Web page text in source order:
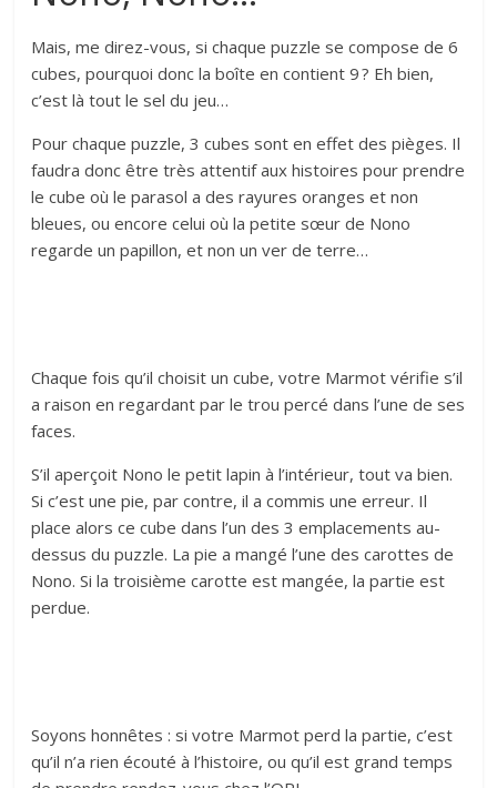
Mais, me direz-vous, si chaque puzzle se compose de 6
cubes, pourquoi donc la boîte en contient 9 ? Eh bien,
c’est là tout le sel du jeu…
Pour chaque puzzle, 3 cubes sont en effet des pièges. Il
faudra donc être très attentif aux histoires pour prendre
le cube où le parasol a des rayures oranges et non
bleues, ou encore celui où la petite sœur de Nono
regarde un papillon, et non un ver de terre…
Chaque fois qu’il choisit un cube, votre Marmot vérifie s’il
a raison en regardant par le trou percé dans l’une de ses
faces.
S’il aperçoit Nono le petit lapin à l’intérieur, tout va bien.
Si c’est une pie, par contre, il a commis une erreur. Il
place alors ce cube dans l’un des 3 emplacements au-
dessus du puzzle. La pie a mangé l’une des carottes de
Nono. Si la troisième carotte est mangée, la partie est
perdue.
Soyons honnêtes : si votre Marmot perd la partie, c’est
qu’il n’a rien écouté à l’histoire, ou qu’il est grand temps